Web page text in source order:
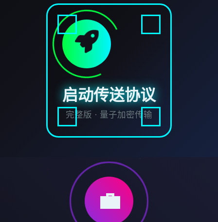
启动传送协议
完整版 · 量子加密传输
💼